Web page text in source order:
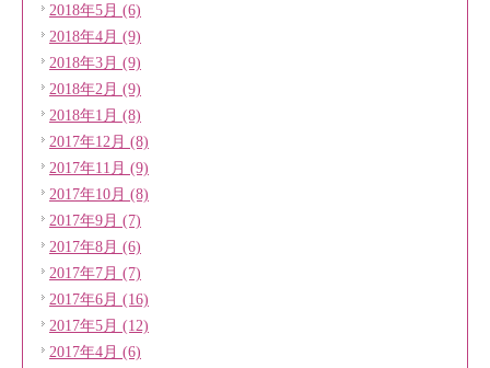
2018年5月 (6)
2018年4月 (9)
2018年3月 (9)
2018年2月 (9)
2018年1月 (8)
2017年12月 (8)
2017年11月 (9)
2017年10月 (8)
2017年9月 (7)
2017年8月 (6)
2017年7月 (7)
2017年6月 (16)
2017年5月 (12)
2017年4月 (6)